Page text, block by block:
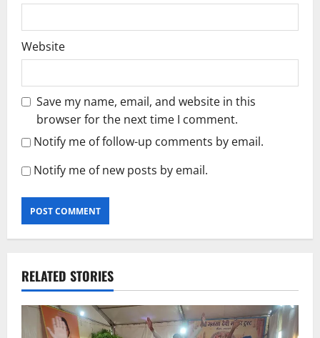
Website
Save my name, email, and website in this
browser for the next time I comment.
Notify me of follow-up comments by email.
Notify me of new posts by email.
RELATED STORIES